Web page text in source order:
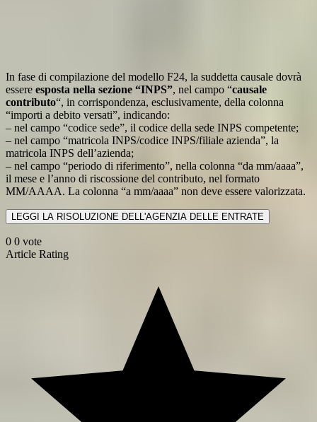
In fase di compilazione del modello F24, la suddetta causale dovrà
essere esposta nella sezione “INPS”, nel campo “causale
contributo“, in corrispondenza, esclusivamente, della colonna
“importi a debito versati”, indicando:
– nel campo “codice sede”, il codice della sede INPS competente;
– nel campo “matricola INPS/codice INPS/filiale azienda”, la
matricola INPS dell’azienda;
– nel campo “periodo di riferimento”, nella colonna “da mm/aaaa”,
il mese e l’anno di riscossione del contributo, nel formato
MM/AAAA. La colonna “a mm/aaaa” non deve essere valorizzata.
LEGGI LA RISOLUZIONE DELL'AGENZIA DELLE ENTRATE
0 0 vote
Article Rating